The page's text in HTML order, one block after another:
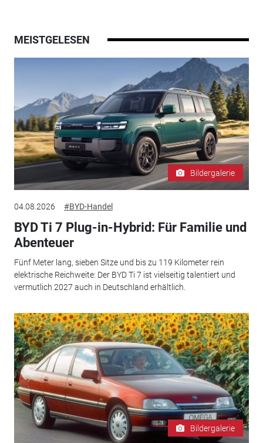
MEISTGELESEN
Bildergalerie
04.08.2026 #BYD-Handel
BYD Ti 7 Plug-in-Hybrid: Für Familie und
Abenteuer
Fünf Meter lang, sieben Sitze und bis zu 119 Kilometer rein
elektrische Reichweite: Der BYD Ti 7 ist vielseitig talentiert und
vermutlich 2027 auch in Deutschland erhältlich.
Bildergalerie